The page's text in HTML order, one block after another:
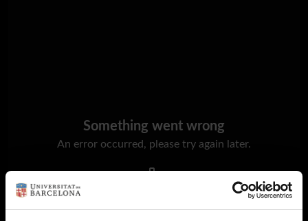
Something went wrong
An error occurred, please try again later.